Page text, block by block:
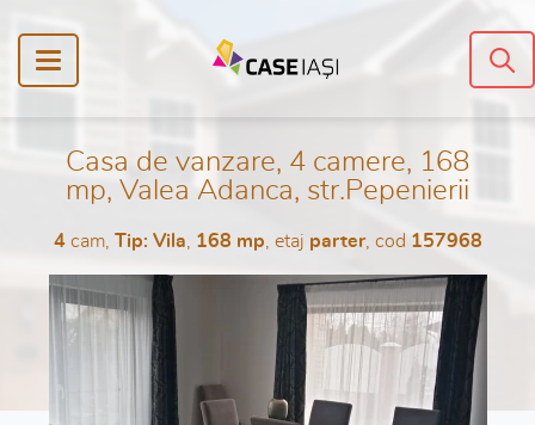
Casa de vanzare, 4 camere, 168
mp, Valea Adanca, str.Pepenierii
4cam, Tip: Vila 168 mp , etaj parter, cod 157968